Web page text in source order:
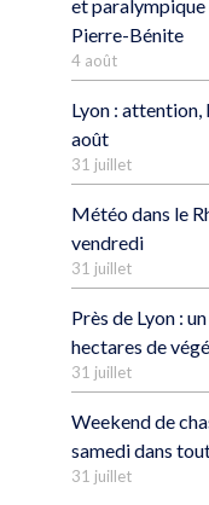
et paralympique
Pierre-Bénite
4 août
Lyon :
août
31 juillet
Météo dans le
vendredi
31 juillet
Près de Lyon :
hectares de
31 juillet
Weekend de
samedi dans
31 juillet